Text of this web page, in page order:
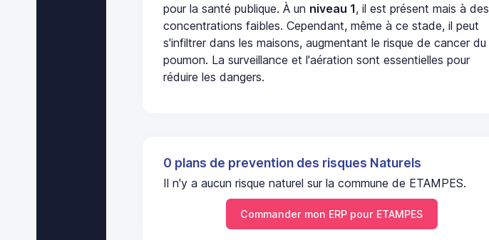
pour la santé publique. À un niveau 1, il est présent mais à des
concentrations faibles. Cependant, même à ce stade, il peut
s'infiltrer dans les maisons, augmentant le risque de cancer du
poumon. La surveillance et l'aération sont essentielles pour
réduire les dangers.
0 plans de prevention des risques Naturels
Il n'y a aucun risque naturel sur la commune de ETAMPES.
Commander mon ERP pour ETAMPES